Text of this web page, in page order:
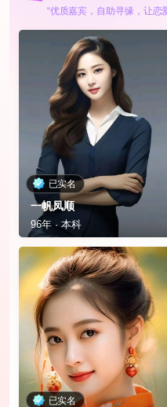
“优质嘉宾，自助寻缘，让恋
已实名
一帆凤顺
96年 · 本科
已实名